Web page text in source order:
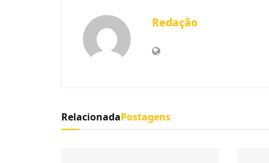
Redação
RelacionadaPostagens